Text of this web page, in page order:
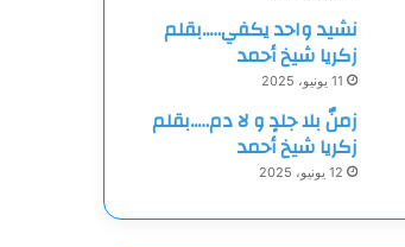
نشيد واحد يكفي…..بقلم
زكريا شيخ أحمد
11 يونيو، 2025
زمنٌ بلا جلدٍ و لا دم…..بقلم
زكريا شيخ أحمد
12 يونيو، 2025